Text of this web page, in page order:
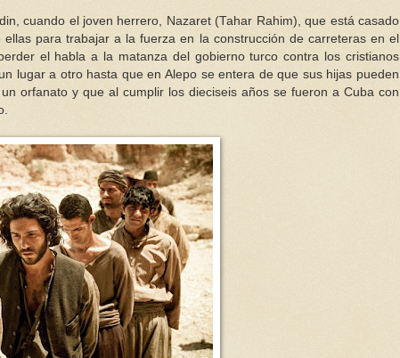
cuando el joven herrero, Nazaret (Tahar Rahim), que está casado
para trabajar a la fuerza en la construcción de carreteras en el
el habla a la matanza del gobierno turco contra los cristianos
lugar a otro hasta que en Alepo se entera de que sus hijas pueden
orfanato y que al cumplir los dieciseis años se fueron a Cuba con